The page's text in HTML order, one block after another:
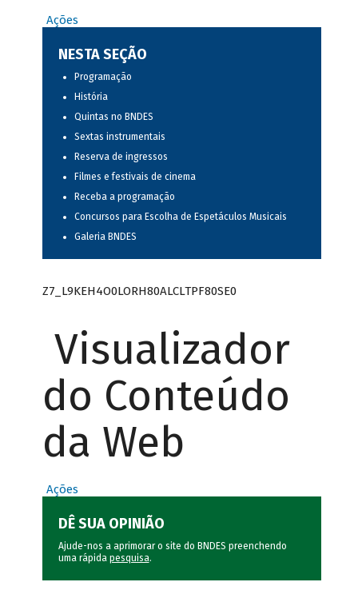
Ações
NESTA SEÇÃO
Programação
História
Quintas no BNDES
Sextas instrumentais
Reserva de ingressos
Filmes e festivais de cinema
Receba a programação
Concursos para Escolha de Espetáculos Musicais
Galeria BNDES
Z7_L9KEH4O0LORH80ALCLTPF80SE0
Visualizador
do Conteúdo
da Web
Ações
DÊ SUA OPINIÃO
Ajude-nos a aprimorar o site do BNDES preenchendo
uma rápida pesquisa.